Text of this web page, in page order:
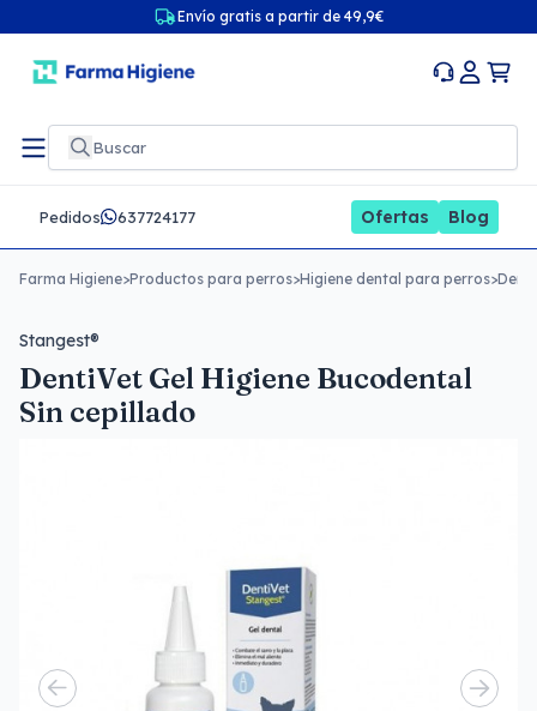
Envío gratis a partir de 49,9€
Pedidos 637724177 Ofertas Blog
Farma Higiene>Productos para perros>Higiene dental para perros>
Stangest®
DentiVet Gel Higiene Bucodental
Sin cepillado